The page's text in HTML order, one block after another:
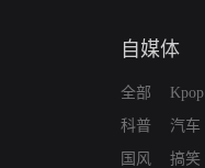
自媒体
全部
科普
国风
Kpop
汽车
搞笑